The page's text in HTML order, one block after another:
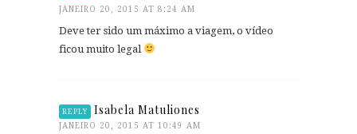
JANEIRO 20, 2015 AT 8:24 AM
Deve ter sido um máximo a viagem, o vídeo
ficou muito legal
REPLY Isabela Matuliones
JANEIRO 20, 2015 AT 10:49 AM